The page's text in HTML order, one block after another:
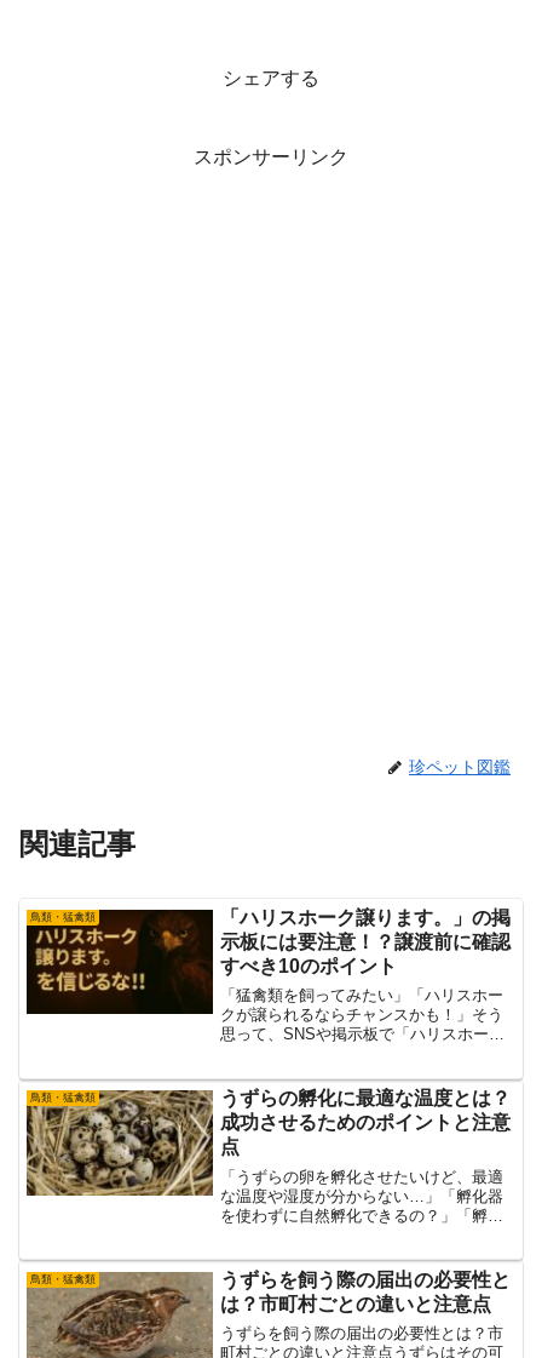
シェアする
スポンサーリンク
珍ペット図鑑
関連記事
鳥類・猛禽類
「ハリスホーク譲ります。」の掲
示板には要注意！？譲渡前に確認
すべき10のポイント
「猛禽類を飼ってみたい」「ハリスホー
クが譲られるならチャンスかも！」そう
思って、SNSや掲示板で「ハリスホーク
ょっと待ってください！その投稿、安易
に信じてしまうと、重大...
鳥類・猛禽類
うずらの孵化に最適な温度とは？
成功させるためのポイントと注意
点
「うずらの卵を孵化させたいけど、最適
な温度や湿度が分からない…」「孵化器
を使わずに自然孵化できるの？」「孵化
事では、うずらの孵化に適した温度や湿
度の管理方法、孵化前の兆...
鳥類・猛禽類
うずらを飼う際の届出の必要性と
は？市町村ごとの違いと注意点
うずらを飼う際の届出の必要性とは？市
町村ごとの違いと注意点うずらはその可